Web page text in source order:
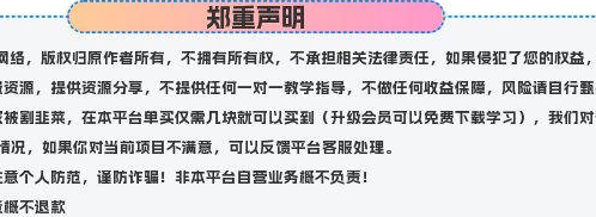
郑重声明
络，版权归原作者所有，不拥有所有权，不承担相关法律责任，如果侵犯了您的权益
源，提供资源分享，不提供任何一对一教学指导，不做任何收益保障，风险请自行甄
割韭菜，在本平台单买仅需几块就可以买到（升级会员可以免费下载学习），我们
，如果你对当前项目不满意，可以反馈平台客服处理。
个人防范，谨防诈骗！非本平台自营业务概不负责！
不退款